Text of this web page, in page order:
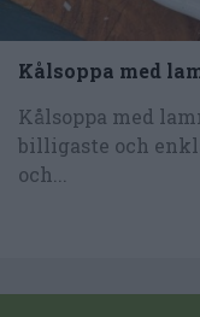
Kålsoppa med
Kålsoppa med
billigaste och
och...